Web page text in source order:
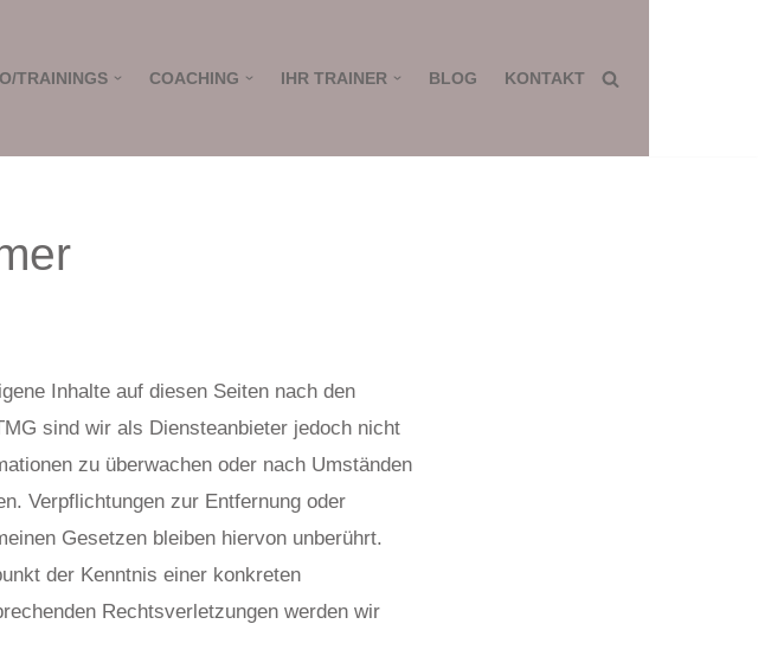
TRAININGS COACHING IHR TRAINER BLOG KONTAKT
Inhalte auf diesen Seiten nach den
sind wir als Diensteanbieter jedoch nicht
zu überwachen oder nach Umständen
Verpflichtungen zur Entfernung oder
Gesetzen bleiben hiervon unberührt.
der Kenntnis einer konkreten
Rechtsverletzungen werden wir